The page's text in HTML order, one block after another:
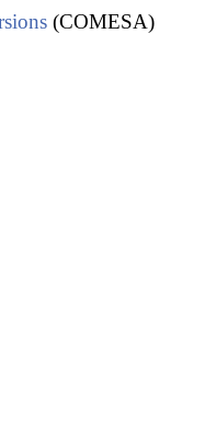
(COMESA)